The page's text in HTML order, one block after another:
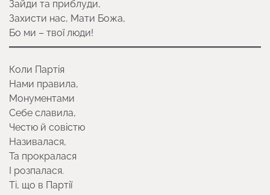
Зайди та приблуди,
Захисти нас, Мати Божа,
Бо ми – твої люди!
Коли Партія
Нами правила,
Монументами
Себе славила,
Честю й совістю
Називалася,
Та прокралася
І розпалася.
Ті, що в Партії